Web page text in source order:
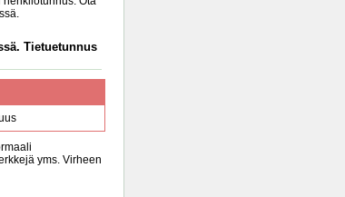
Tietuetunnus
yms. Virheen